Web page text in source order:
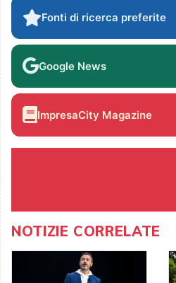
Fonti di ricerca preferite
Google News
ImpresaCity Magazine
NOTIZIE CORRELATE